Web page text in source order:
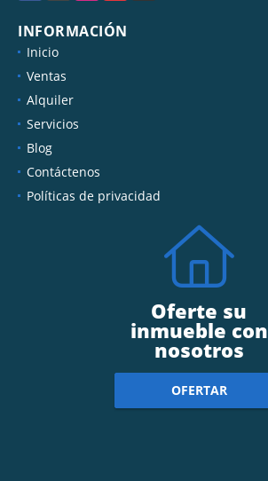
INFORMACIÓN
Inicio
Ventas
Alquiler
Servicios
Blog
Contáctenos
Políticas de privacidad
Oferte su
inmueble con
nosotros
OFERTAR